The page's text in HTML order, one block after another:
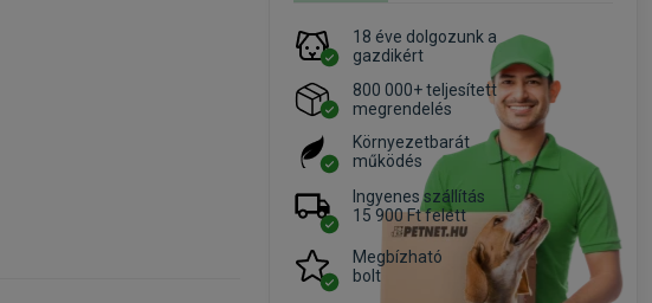
18 éve dolgozunk a
gazdikért
800 000+ teljesített
megrendelés
Környezetbarát
működés
Ingyenes szállítás
15 900 Ft felett
Megbízható
bolt